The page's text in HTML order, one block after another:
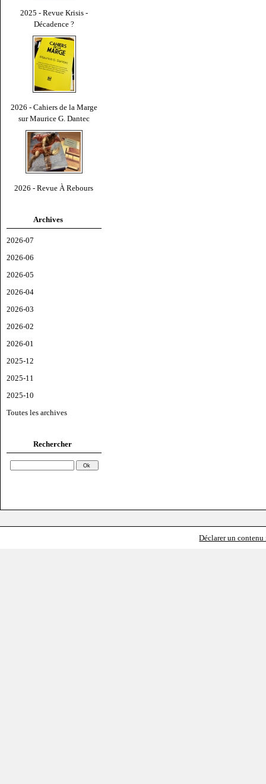
2025 - Revue Krisis -
Décadence ?
2026 - Cahiers de la Marge
sur Maurice G. Dantec
2026 - Revue À Rebours
Archives
2026-07
2026-06
2026-05
2026-04
2026-03
2026-02
2026-01
2025-12
2025-11
2025-10
Toutes les archives
Rechercher
Déclarer un